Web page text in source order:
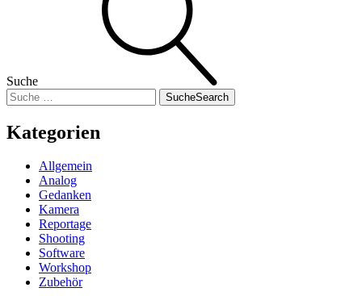
Suche
SucheSearch
Kategorien
Allgemein
Analog
Gedanken
Kamera
Reportage
Shooting
Software
Workshop
Zubehör